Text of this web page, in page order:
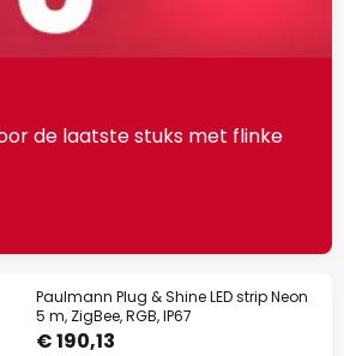
de laatste stuks met flinke
Paulmann Plug & Shine LED strip Neon
5 m, ZigBee, RGB, IP67
€ 190,13